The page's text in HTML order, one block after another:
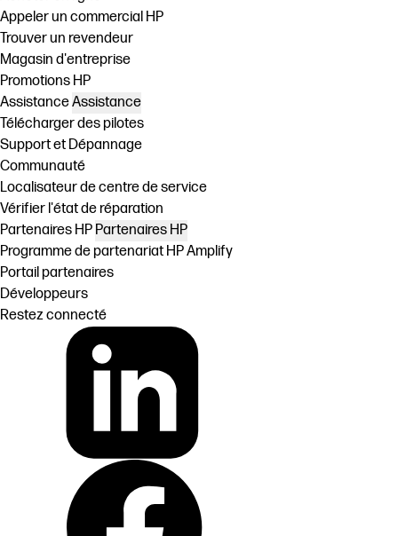
Appeler un commercial HP
Trouver un revendeur
Magasin d'entreprise
Promotions HP
AssistanceAssistance
Télécharger des pilotes
Support et Dépannage
Communauté
Localisateur de centre de service
Vérifier l'état de réparation
Partenaires HP Partenaires HP
Programme de partenariat HP Amplify
Portail partenaires
Développeurs
Restez connecté